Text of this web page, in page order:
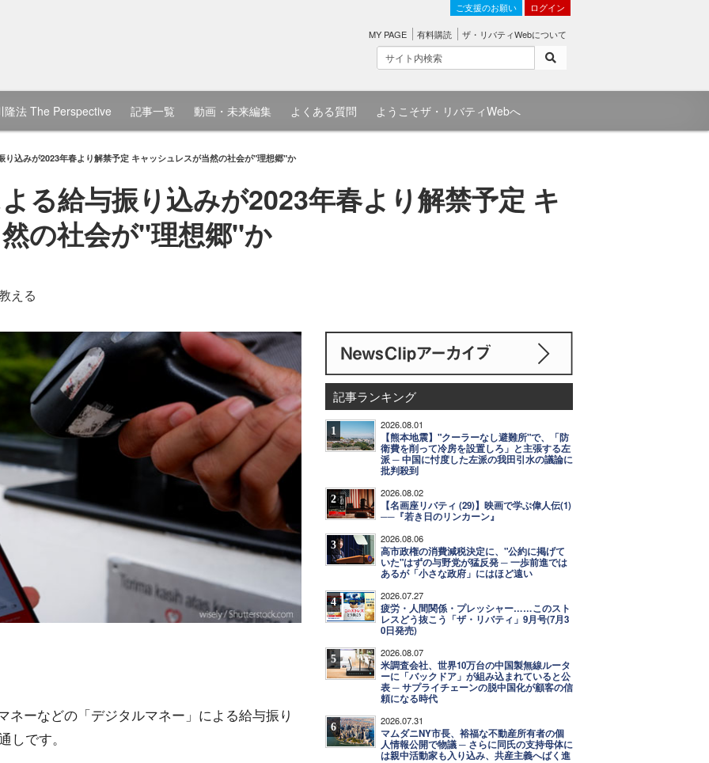
ご支援のお願い ログイン
MY PAGE 有料購読 ザ・リバティWebについて
隆法 The Perspective 記事一覧 動画・未来編集 よくある質問 ようこそザ・リバティWebへ
り込みが2023年春より解禁予定 キャッシュレスが当然の社会が"理想郷"か
る給与振り込みが2023年春より解禁予定 キ
の社会が"理想郷"か
える
ネーなどの「デジタルマネー」による給与振り
しです。
記事ランキング
1 2026.08.01
【熊本地震】"クーラーなし避難所"で、「防
衛費を削って冷房を設置しろ」と主張する左
派 ─ 中国に忖度した左派の我田引水の議論に
批判殺到
2 2026.08.02
【名画座リバティ (29)】映画で学ぶ偉人伝(1)
──『若き日のリンカーン』
3 2026.08.06
高市政権の消費減税決定に、"公約に掲げて
いた"はずの与野党が猛反発 ─ 一歩前進では
あるが「小さな政府」にはほど遠い
4 2026.07.27
疲労・人間関係・プレッシャー……このスト
レスどう抜こう「ザ・リバティ」9月号(7月3
0日発売)
5 2026.08.07
米調査会社、世界10万台の中国製無線ルータ
ーに「バックドア」が組み込まれていると公
表 ─ サプライチェーンの脱中国化が顧客の信
頼になる時代
6 2026.07.31
マムダニNY市長、裕福な不動産所有者の個
人情報公開で物議 ─ さらに同氏の支持母体に
は親中活動家も入り込み、共産主義へばく進